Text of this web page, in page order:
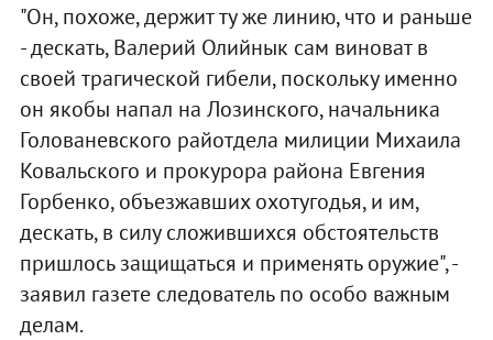
"Он, похоже, держит ту же линию, что и раньше
- дескать, Валерий Олийнык сам виноват в
своей трагической гибели, поскольку именно
он якобы напал на Лозинского, начальника
Голованевского райотдела милиции Михаила
Ковальского и прокурора района Евгения
Горбенко, объезжавших охотугодья, и им,
дескать, в силу сложившихся обстоятельств
пришлось защищаться и применять оружие", -
заявил газете следователь по особо важным
делам.